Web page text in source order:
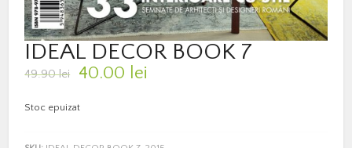
IDEAL DECOR BOOK 7
49.90lei
Prețul
a
49.90 lei.
40.00 lei
Stoc epuizat